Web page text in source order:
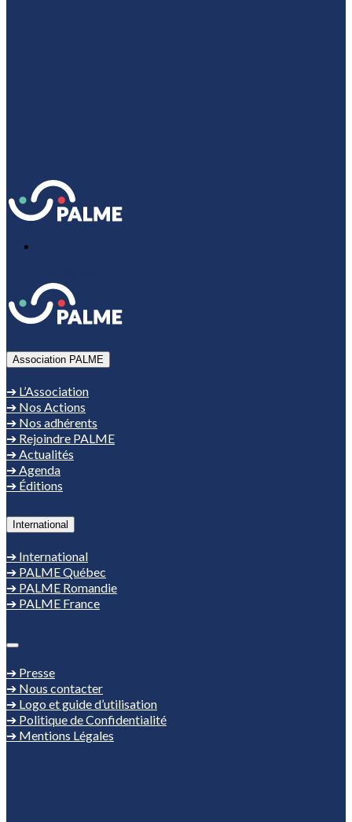
Association PALME
➔ L’Association
➔ Nos Actions
➔ Nos adhérents
➔ Rejoindre PALME
➔ Actualités
➔ Agenda
➔ Éditions
International
➔ International
➔ PALME Québec
➔ PALME Romandie
➔ PALME France
➔ Presse
➔ Nous contacter
➔ Logo et guide d’utilisation
➔ Politique de Confidentialité
➔ Mentions Légales